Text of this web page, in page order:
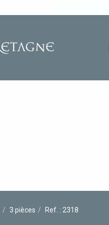
3 pièces Ref. : 2318